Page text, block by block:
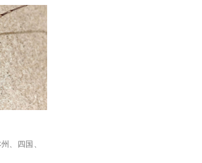
、四国、